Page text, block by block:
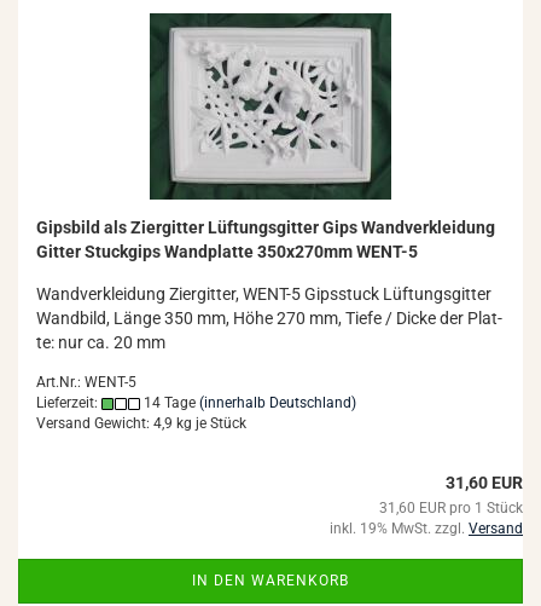
Gips­bild als Zi­er­git­ter Lüf­tungs­git­ter Gips Wand­ver­klei­dung
Git­ter Stuck­gips Wand­plat­te 350x270mm WENT-​5
Wand­ver­klei­dung Zi­er­git­ter, WENT-​5 Gips­stuck Lüf­tungs­git­ter
Wand­bild, Länge 350 mm, Höhe 270 mm, Tiefe / Dicke der Plat­
te: nur ca. 20 mm
Art.Nr.: WENT-5
Lieferzeit:
14 Tage (innerhalb Deutschland)
Versand Gewicht: 4,9 kg je Stück
31,60 EUR
31,60 EUR pro 1 Stück
inkl. 19% MwSt. zzgl. Versand
IN DEN WARENKORB